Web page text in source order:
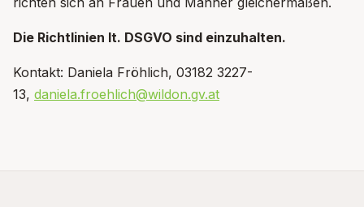
Die Richtlinien lt. DSGVO sind einzuhalten.
Kontakt: Daniela Fröhlich, 03182 3227-
13, daniela.froehlich@wildon.gv.at